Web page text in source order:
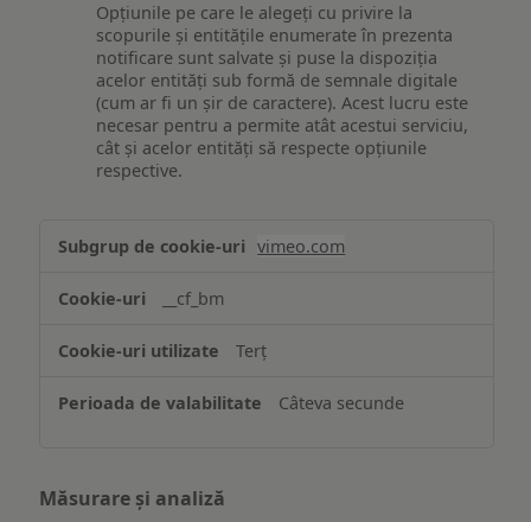
Opțiunile pe care le alegeți cu privire la
scopurile și entitățile enumerate în prezenta
notificare sunt salvate și puse la dispoziția
acelor entități sub formă de semnale digitale
(cum ar fi un șir de caractere). Acest lucru este
necesar pentru a permite atât acestui serviciu,
cât și acelor entități să respecte opțiunile
respective.
Asigurarea
funcționalităților
website-
ului
vimeo.com
__cf_bm
Terț
Câteva secunde
Măsurare și analiză